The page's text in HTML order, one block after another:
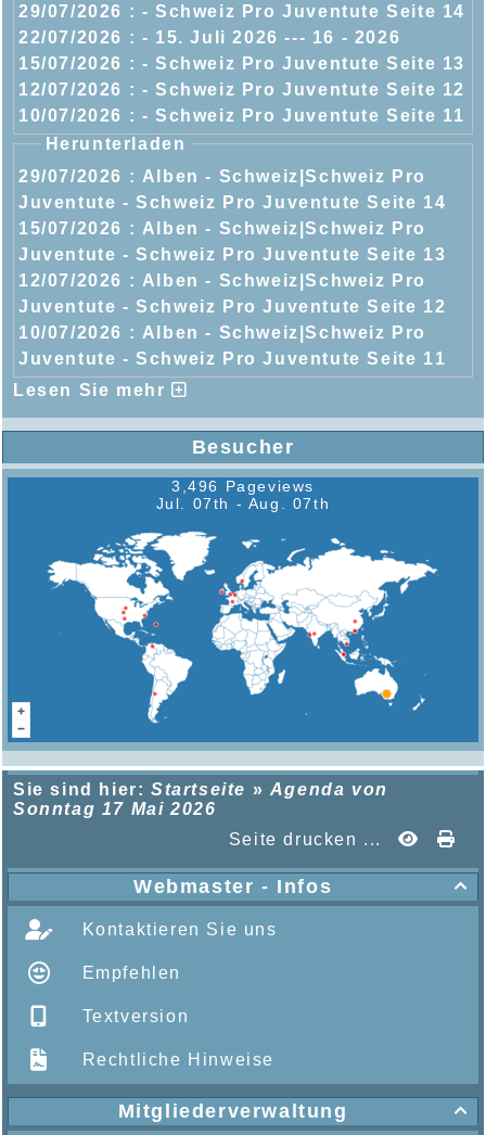
29/07/2026 : - Schweiz Pro Juventute Seite 14
22/07/2026 :
- 15. Juli 2026 --- 16 - 2026
15/07/2026 : - Schweiz Pro Juventute Seite 13
12/07/2026 : - Schweiz Pro Juventute Seite 12
10/07/2026 : - Schweiz Pro Juventute Seite 11
Herunterladen
29/07/2026 : Alben - Schweiz|Schweiz Pro
Juventute - Schweiz Pro Juventute Seite 14
15/07/2026 : Alben - Schweiz|Schweiz Pro
Juventute - Schweiz Pro Juventute Seite 13
12/07/2026 : Alben - Schweiz|Schweiz Pro
Juventute - Schweiz Pro Juventute Seite 12
10/07/2026 : Alben - Schweiz|Schweiz Pro
Juventute - Schweiz Pro Juventute Seite 11
Lesen Sie mehr
Besucher
3,496 Pageviews
Jul. 07th - Aug. 07th
Sie sind hier: Startseite » Agenda von
Sonntag 17 Mai 2026
Seite drucken ...

Webmaster - Infos
Kontaktieren Sie uns
Empfehlen
Textversion
Rechtliche Hinweise

Mitgliederverwaltung